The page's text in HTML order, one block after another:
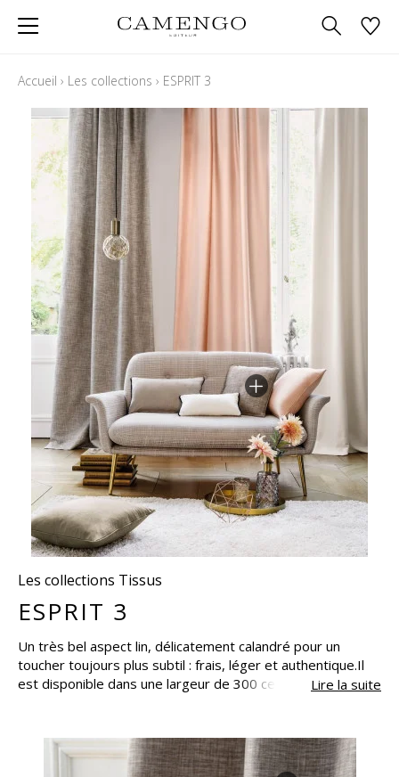
Accueil › Les collections › ESPRIT 3
Les collections Tissus
ESPRIT 3
Un très bel aspect lin, délicatement calandré pour un
toucher toujours plus subtil : frais, léger et authentique.Il
est disponible dans une largeur de 300 centimètres pour la
inspirations déco.
Lire la suite